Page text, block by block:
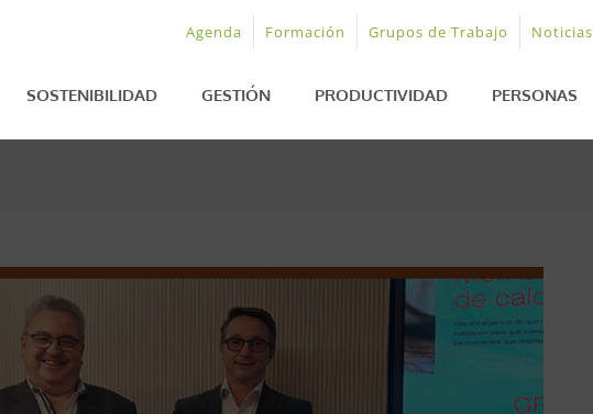
Agenda Formación Grupos de Trabajo Noticias
SOSTENIBILIDAD GESTIÓN PRODUCTIVIDAD PERSONAS